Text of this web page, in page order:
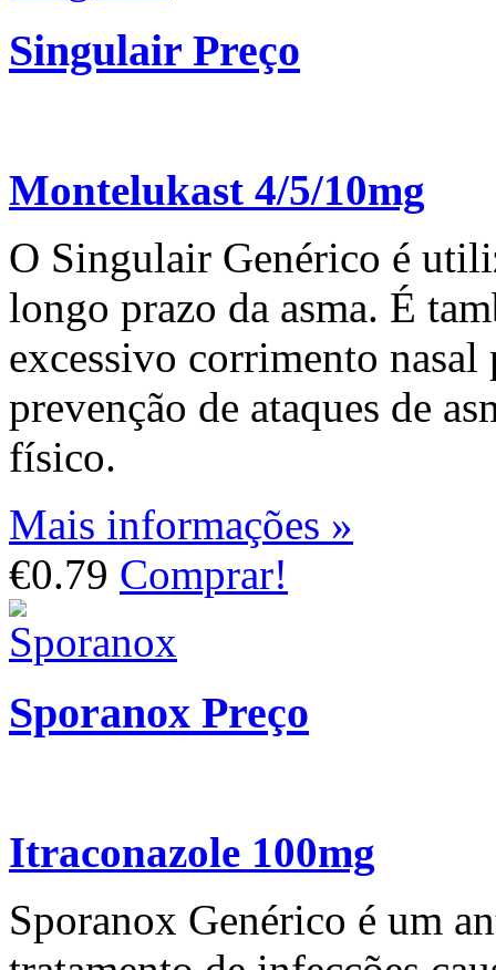
Singulair Preço
Montelukast 4/5/10mg
O Singulair Genérico é
longo prazo da asma. É
excessivo corrimento
prevenção de ataques de
físico.
Mais informações »
€0.79 Comprar!
Sporanox Preço
Itraconazole 100mg
Sporanox Genérico é um